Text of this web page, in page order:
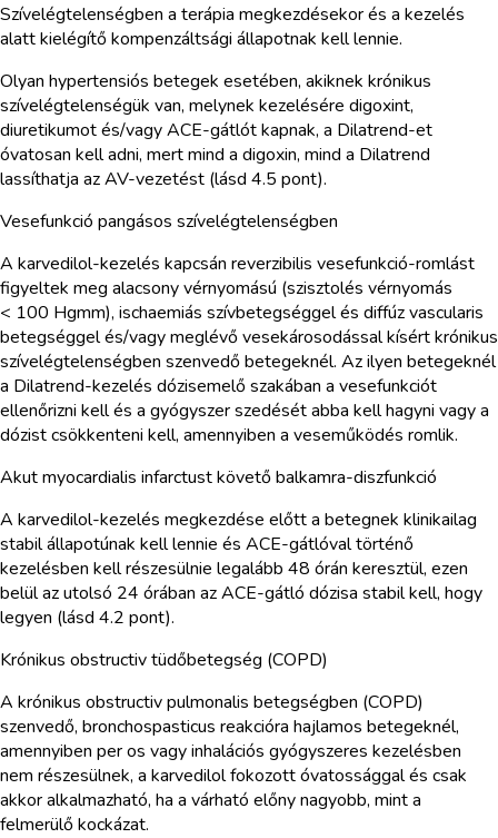
Szívelégtelenségben a terápia megkezdésekor és a kezelés
alatt kielégítő kompenzáltsági állapotnak kell lennie.
Olyan hypertensiós betegek esetében, akiknek krónikus
szívelégtelenségük van, melynek kezelésére digoxint,
diuretikumot és/vagy ACE-gátlót kapnak, a Dilatrend-et
óvatosan kell adni, mert mind a digoxin, mind a Dilatrend
lassíthatja az AV-vezetést (lásd 4.5 pont).
Vesefunkció pangásos szívelégtelenségben
A karvedilol-kezelés kapcsán reverzibilis vesefunkció-romlást
figyeltek meg alacsony vérnyomású (szisztolés vérnyomás
< 100 Hgmm), ischaemiás szívbetegséggel és diffúz vascularis
betegséggel és/vagy meglévő vesekárosodással kísért krónikus
szívelégtelenségben szenvedő betegeknél. Az ilyen betegeknél
a Dilatrend-kezelés dózisemelő szakában a vesefunkciót
ellenőrizni kell és a gyógyszer szedését abba kell hagyni vagy a
dózist csökkenteni kell, amennyiben a veseműködés romlik.
Akut myocardialis infarctust követő balkamra-diszfunkció
A karvedilol-kezelés megkezdése előtt a betegnek klinikailag
stabil állapotúnak kell lennie és ACE-gátlóval történő
kezelésben kell részesülnie legalább 48 órán keresztül, ezen
belül az utolsó 24 órában az ACE-gátló dózisa stabil kell, hogy
legyen (lásd 4.2 pont).
Krónikus obstructiv tüdőbetegség (COPD)
A krónikus obstructiv pulmonalis betegségben (COPD)
szenvedő, bronchospasticus reakcióra hajlamos betegeknél,
amennyiben per os vagy inhalációs gyógyszeres kezelésben
nem részesülnek, a karvedilol fokozott óvatossággal és csak
akkor alkalmazható, ha a várható előny nagyobb, mint a
felmerülő kockázat.